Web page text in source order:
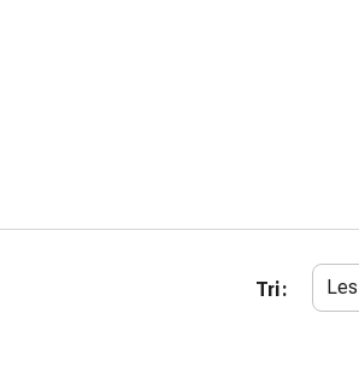
Tri :